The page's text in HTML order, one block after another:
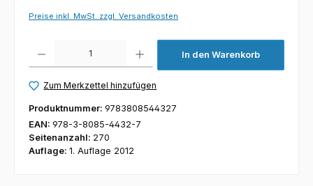
Preise inkl. MwSt. zzgl. Versandkosten
In den Warenkorb
Zum Merkzettel hinzufügen
Produktnummer: 9783808544327
EAN: 978-3-8085-4432-7
Seitenanzahl: 270
Auflage: 1. Auflage 2012